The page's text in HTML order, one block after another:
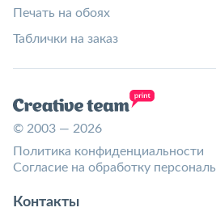
Печать на обоях
Таблички на заказ
© 2003 — 2026
Политика конфиденциальности
Согласие на обработку
Контакты